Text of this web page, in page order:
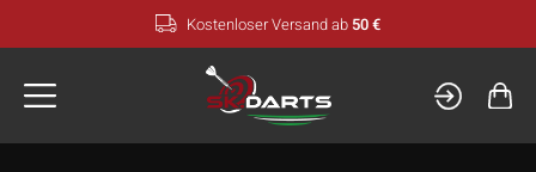
Inhalt
Kostenloser Versand ab 50 €